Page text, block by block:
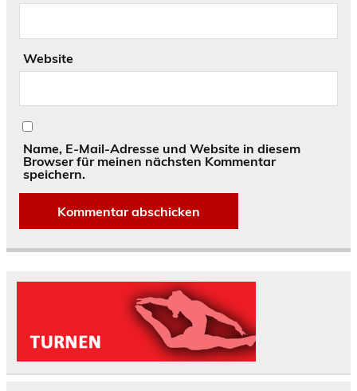
Website
Name, E-Mail-Adresse und Website in diesem
Browser für meinen nächsten Kommentar
speichern.